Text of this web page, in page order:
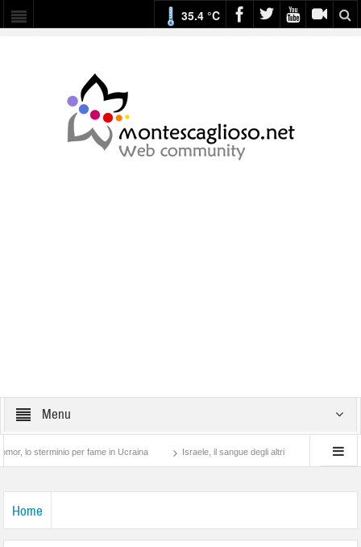
35.4 °C
Menu
per fame in Ucraina Israele, il sangue degli altri Lotta di classe…
Home